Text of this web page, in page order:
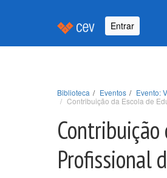
Entrar
Biblioteca Eventos
Evento:
Contribuição da Escola de
Contribuição
Profissional